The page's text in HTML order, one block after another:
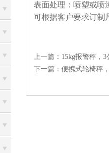
表面处理：喷塑或喷
可根据客户要求订制
上一篇： 15kg报警秤，
下一篇： 便携式轮椅秤